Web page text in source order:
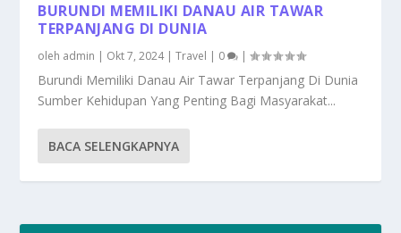
BURUNDI MEMILIKI DANAU AIR TAWAR
TERPANJANG DI DUNIA
oleh admin | Okt 7, 2024|Travel | 0 |
Burundi Memiliki Danau Air Tawar Terpanjang Di Dunia
Sumber Kehidupan Yang Penting Bagi Masyarakat...
BACA SELENGKAPNYA